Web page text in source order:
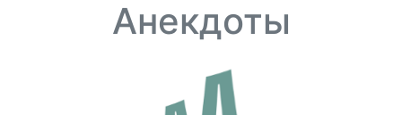
Анекдоты